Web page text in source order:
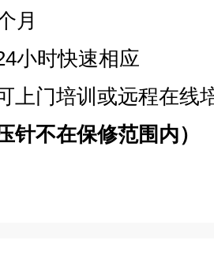
月
小时快速相应
上门培训或远程在线
针不在保修范围内）